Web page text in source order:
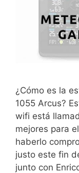
¿Cómo es la
1055 Arcus?
wifi está
mejores para
haberlo
justo este fin
junto con